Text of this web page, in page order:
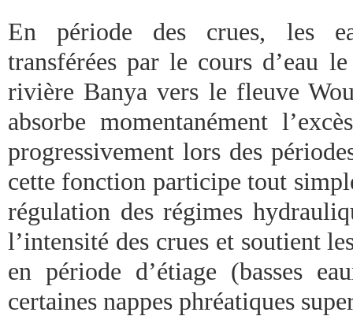
En période des crues, les
transférées par le cours d’eau
rivière Banya vers le fleuve
absorbe momentanément
progressivement lors des
cette fonction participe tout
régulation des régimes
l’intensité des crues et soutient
en période d’étiage (basses
certaines nappes phréatiques